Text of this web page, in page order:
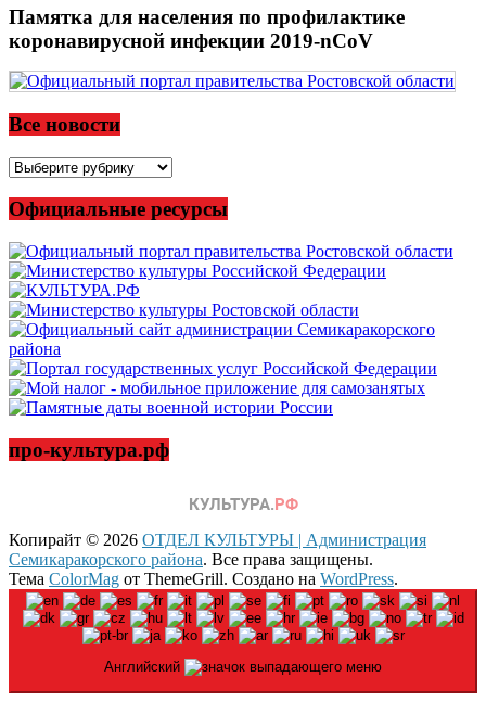
Памятка для населения по профилактике
коронавирусной инфекции 2019-nCoV
Все новости
Все
Официальные ресурсы
про-культура.рф
Копирайт © 2026 ОТДЕЛ КУЛЬТУРЫ | Администрация
Семикаракорского района. Все права защищены.
Тема ColorMag от ThemeGrill. Создано на WordPress.
Английский